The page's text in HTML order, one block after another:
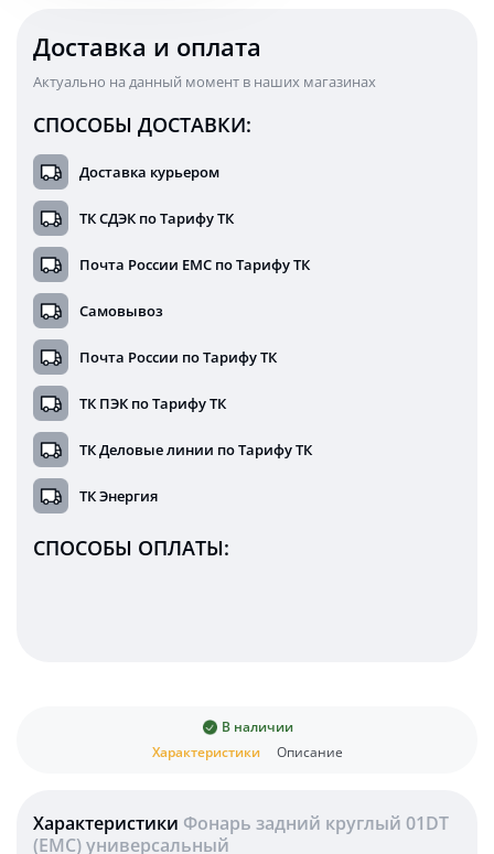
Доставка и оплата
Актуально на данный момент в наших магазинах
СПОСОБЫ ДОСТАВКИ:
Доставка курьером
ТК СДЭК по Тарифу ТК
Почта России ЕМС по Тарифу ТК
Самовывоз
Почта России по Тарифу ТК
ТК ПЭК по Тарифу ТК
ТК Деловые линии по Тарифу ТК
ТК Энергия
СПОСОБЫ ОПЛАТЫ:
Характеристики Описание
В наличии
Характеристики Фонарь задний круглый 01DT
(EMC) универсальный